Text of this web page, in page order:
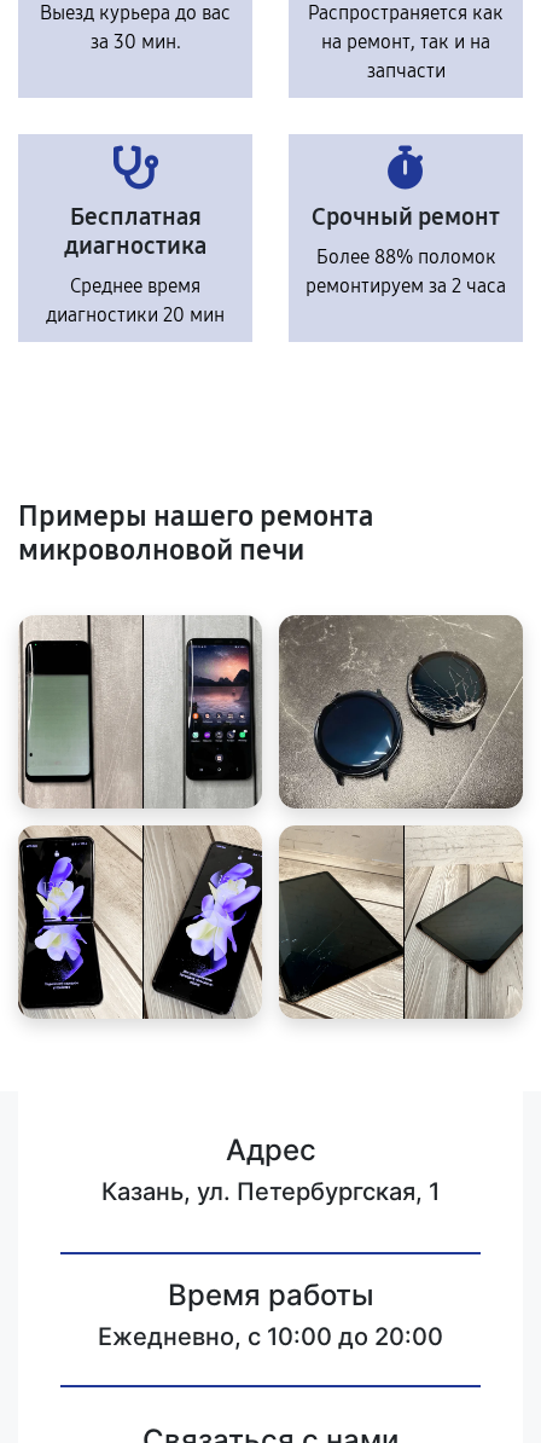
Выезд курьера до вас
за 30 мин.
Распространяется как
на ремонт, так и на
запчасти
Бесплатная
диагностика
Среднее время
диагностики 20 мин
Срочный ремонт
Более 88% поломок
ремонтируем за 2 часа
Примеры нашего ремонта
микроволновой печи
Адрес
Казань, ул. Петербургская, 1
Время работы
Ежедневно, с 10:00 до 20:00